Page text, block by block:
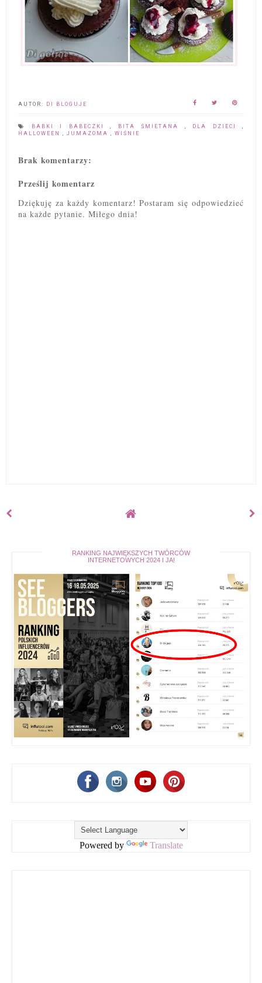
AUTOR: DI BLOGUJE
BABKI I BABECZKI , BITA ŚMIETANA , DLA DZIECI ,
HALLOWEEN , JUMAZOMA , WIŚNIE
Brak komentarzy:
Prześlij komentarz
Dziękuję za każdy komentarz! Postaram się odpowiedzieć
na każde pytanie. Miłego dnia!
RANKING NAJWIĘKSZYCH TWÓRCÓW
INTERNETOWYCH 2024 I JA!
Powered by Translate